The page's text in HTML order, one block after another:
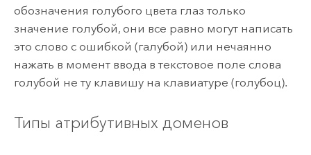
обозначения голубого цвета глаз только
значение голубой, они все равно могут написать
это слово с ошибкой (галубой) или нечаянно
нажать в момент ввода в текстовое поле слова
голубой не ту клавишу на клавиатуре (голубоц).
Типы атрибутивных доменов